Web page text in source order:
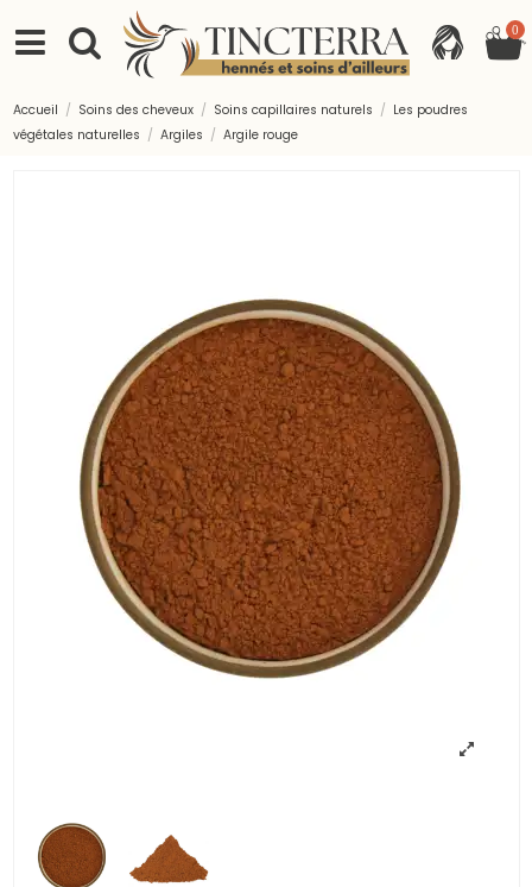
0
Accueil Soins des cheveux Soins capillaires naturels
Les poudres
végétales naturelles
Argiles Argile rouge